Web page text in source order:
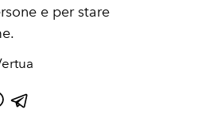
e per stare